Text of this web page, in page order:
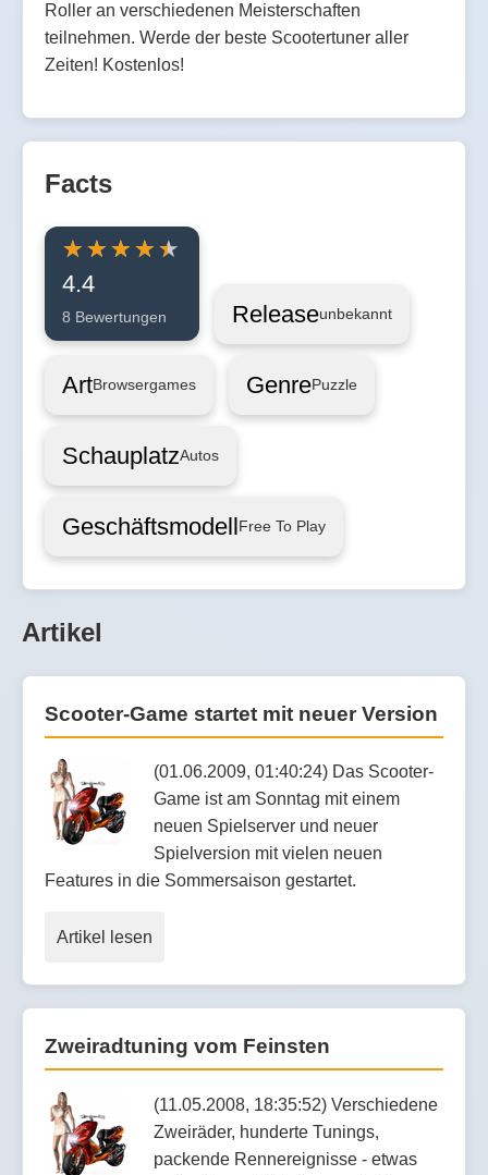
Roller an verschiedenen Meisterschaften
teilnehmen. Werde der beste Scootertuner aller
Zeiten! Kostenlos!
Facts
4.4
8 Bewertungen Releaseunbekannt
ArtBrowsergames GenrePuzzle
SchauplatzAutos
GeschäftsmodellFree To Play
Artikel
Scooter-Game startet mit neuer Version
(01.06.2009, 01:40:24) Das Scooter-
Game ist am Sonntag mit einem
neuen Spielserver und neuer
Spielversion mit vielen neuen
Features in die Sommersaison gestartet.
Artikel lesen
Zweiradtuning vom Feinsten
(11.05.2008, 18:35:52) Verschiedene
Zweiräder, hunderte Tunings,
packende Rennereignisse - etwas